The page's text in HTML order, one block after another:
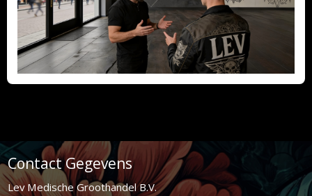
Contact Gegevens
Lev Medische Groothandel B.V.